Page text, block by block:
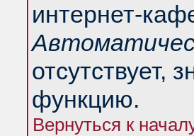
интернет-
отсутствует,
функцию.
Вернуться к